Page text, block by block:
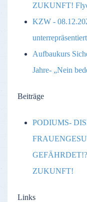
ZUKUNFT!
KZW -
unterrepräsentiert
Aufbaukurs
Jahre- „Nein
Beiträge
PODIUMS-
ZUKUNFT!
Links